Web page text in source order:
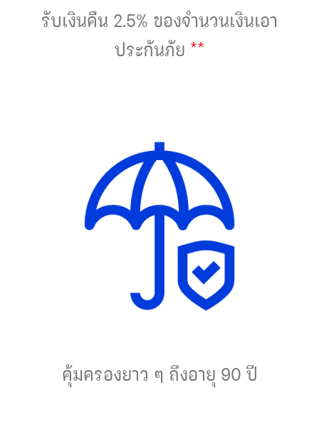
รับเงินคืน 2.5% ของจำนวนเงินเอา
ประกันภัย **
คุ้มครองยาว ๆ ถึงอายุ 90 ปี